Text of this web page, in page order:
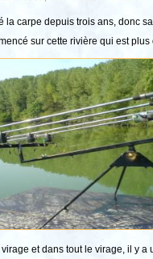
la carpe depuis trois ans, donc
sur cette rivière qui est
virage et dans tout le virage, il y